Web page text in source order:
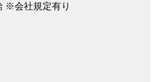
※会社規定有り